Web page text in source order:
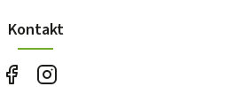
Kontakt